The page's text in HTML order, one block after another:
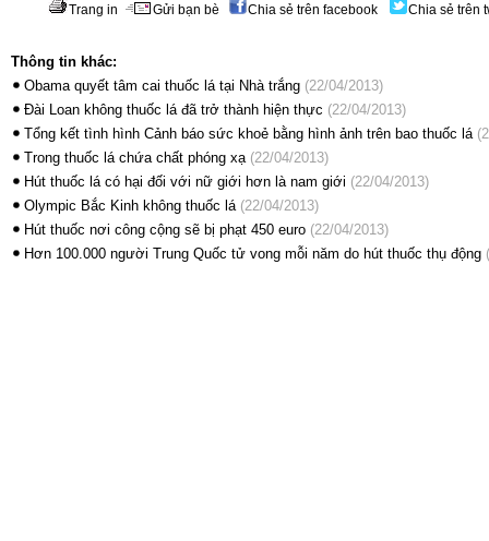
Trang in Gửi bạn bè Chia sẻ trên facebook Chia sẻ trên
Thông tin khác:
Obama quyết tâm cai thuốc lá tại Nhà trắng (22/04/2013)
Đài Loan không thuốc lá đã trở thành hiện thực (22/04/2013)
Tổng kết tình hình Cảnh báo sức khoẻ bằng hình ảnh trên bao thuốc lá
Trong thuốc lá chứa chất phóng xạ (22/04/2013)
Hút thuốc lá có hại đối với nữ giới hơn là nam giới (22/04/2013)
Olympic Bắc Kinh không thuốc lá (22/04/2013)
Hút thuốc nơi công cộng sẽ bị phạt 450 euro (22/04/2013)
Hơn 100.000 người Trung Quốc tử vong mỗi năm do hút thuốc thụ động